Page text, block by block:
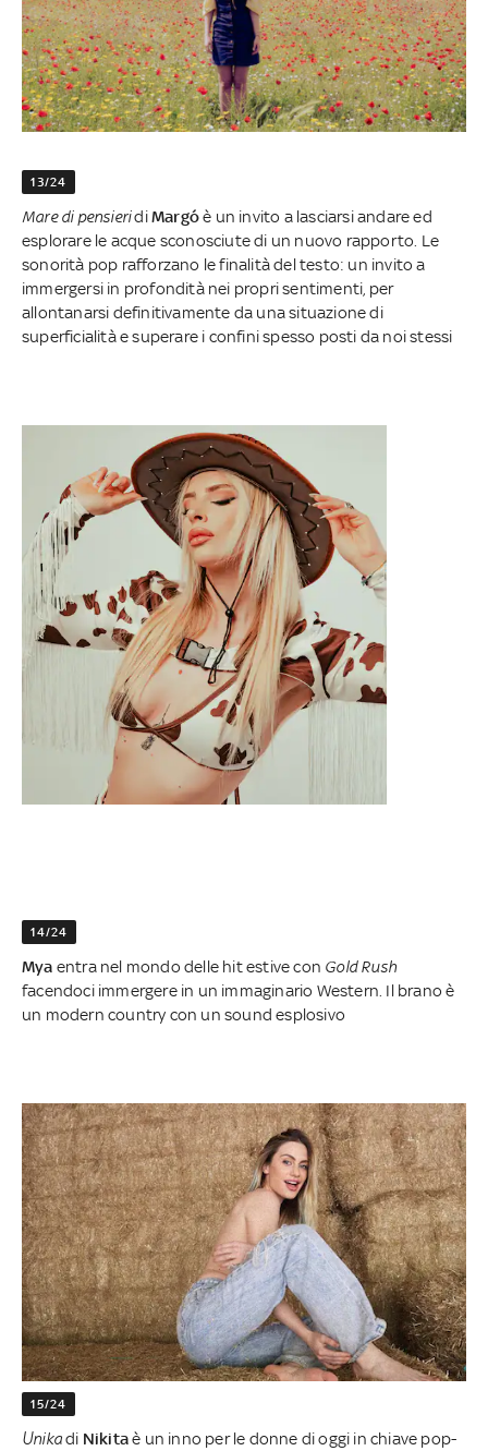
13/24
Mare di pensieridiMargóè un invito a lasciarsi andare ed
esplorare le acque sconosciute di un nuovo rapporto. Le
sonorità pop rafforzano le finalità del testo: un invito a
immergersi in profondità nei propri sentimenti, per
allontanarsi definitivamente da una situazione di
superficialità e superare i confini spesso posti da noi stessi
14/24
Mya entra nel mondo delle hit estive con Gold Rush
facendoci immergere in un immaginario Western. Il brano è
un modern country con un sound esplosivo
15/24
Unikadi Nikitaè un inno per le donne di oggi in chiave pop-